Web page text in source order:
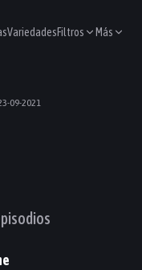
VariedadesFiltros Más
09-2021